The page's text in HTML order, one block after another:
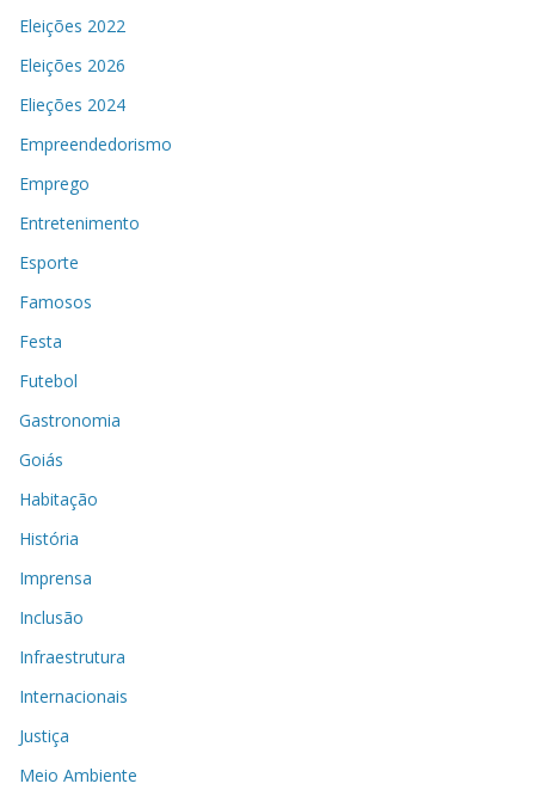
Eleições 2022
Eleições 2026
Elieções 2024
Empreendedorismo
Emprego
Entretenimento
Esporte
Famosos
Festa
Futebol
Gastronomia
Goiás
Habitação
História
Imprensa
Inclusão
Infraestrutura
Internacionais
Justiça
Meio Ambiente